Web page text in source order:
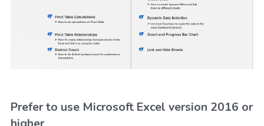
Prefer to use Microsoft Excel version 2016 or